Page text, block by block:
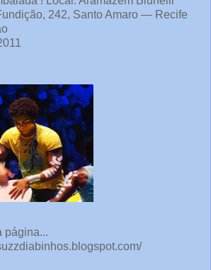
242, Santo Amaro — Recife
página...